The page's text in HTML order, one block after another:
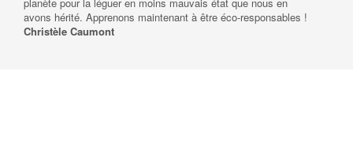
avons hérité. Apprenons maintenant à être éco-responsables !
Christèle Caumont